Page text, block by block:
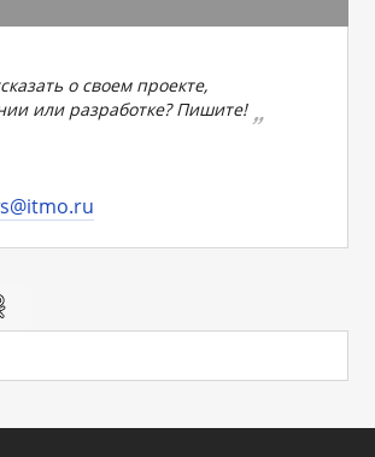
о своем проекте,
или разработке? Пишите!